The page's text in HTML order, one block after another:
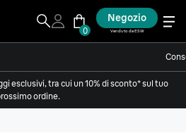
0
Negozio
Venduto da ESW
esclusivi, tra cui un 10% di sconto* sul tuo
ordine.